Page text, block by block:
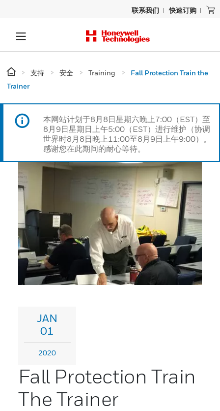
联系我们 快速订购
支持 安全 Training
Fall Protection Train the
Trainer
本网站计划于8月8日星期六晚上7:00（EST）至
8月9日星期日上午5:00（EST）进行维护（协调
世界时8月8日晚上11:00至8月9日上午9:00）。
感谢您在此期间的耐心等待。
JAN
01
2020
Fall Protection Train
The Trainer